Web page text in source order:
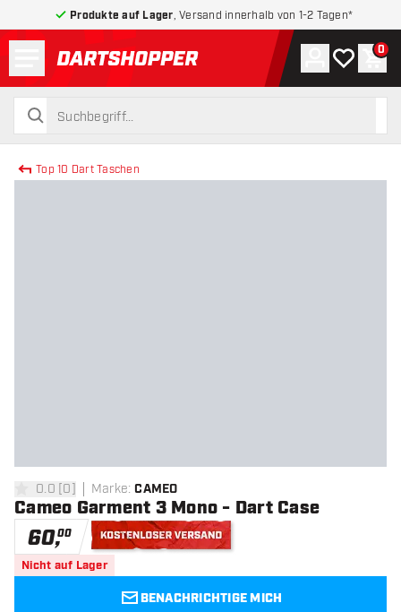
Produkte auf Lager , Versand innerhalb von 1-2 Tagen*
zurück zur Startseite
suchen
suchen
Konto
Meine 0
Top 10 Dart Taschen
0 Bewertungssterne
0.0 [0] Marke: CAMEO
Cameo Garment 3 Mono - Dart Case
60,00
Kostenloser Versand
Nicht auf Lager
BENACHRICHTIGE MICH